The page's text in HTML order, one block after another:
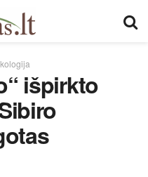
išpirkto